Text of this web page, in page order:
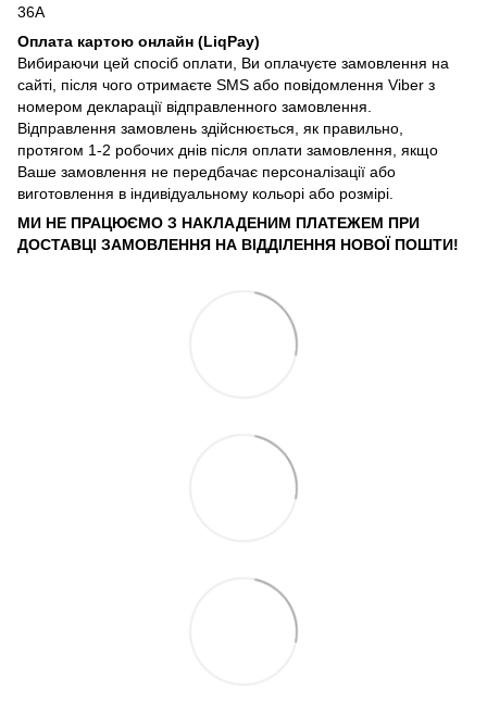
36А
Оплата картою онлайн (LiqPay)
Вибираючи цей спосіб оплати, Ви оплачуєте замовлення на
сайті, після чого отримаєте SMS або повідомлення Viber з
номером декларації відправленного замовлення.
Відправлення замовлень здійснюється, як правильно,
протягом 1-2 робочих днів після оплати замовлення, якщо
Ваше замовлення не передбачає персоналізації або
виготовлення в індивідуальному кольорі або розмірі.
МИ НЕ ПРАЦЮЄМО З НАКЛАДЕНИМ ПЛАТЕЖЕМ ПРИ
ДОСТАВЦІ ЗАМОВЛЕННЯ НА ВІДДІЛЕННЯ НОВОЇ ПОШТИ!